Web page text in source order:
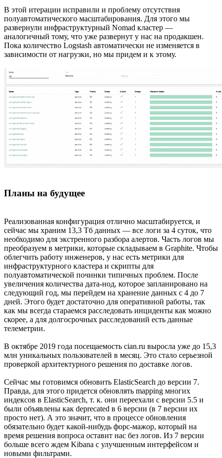
В этой итерации исправили и проблему отсутствия
полуавтоматического масштабирования. Для этого мы
развернули инфраструктурный Nomad кластер —
аналогичный тому, что уже развернут у нас на продакшен.
Пока количество Logstash автоматически не изменяется в
зависимости от нагрузки, но мы придем и к этому.
Планы на будущее
Реализованная конфигурация отлично масштабируется, и
сейчас мы храним 13,3 Тб данных — все логи за 4 суток, что
необходимо для экстренного разбора алертов. Часть логов мы
преобразуем в метрики, которые складываем в Graphite. Чтобы
облегчить работу инженеров, у нас есть метрики для
инфраструктурного кластера и скрипты для
полуавтоматической починки типичных проблем. После
увеличения количества дата-нод, которое запланировано на
следующий год, мы перейдем на хранение данных с 4 до 7
дней. Этого будет достаточно для оперативной работы, так
как мы всегда стараемся расследовать инциденты как можно
скорее, а для долгосрочных расследований есть данные
телеметрии.
В октябре 2019 года посещаемость cian.ru выросла уже до 15,3
млн уникальных пользователей в месяц. Это стало серьезной
проверкой архитектурного решения по доставке логов.
Сейчас мы готовимся обновить ElasticSearch до версии 7.
Правда, для этого придется обновлять mapping многих
индексов в ElasticSearch, т. к. они переехали с версии 5.5 и
были объявлены как deprecated в 6 версии (в 7 версии их
просто нет). А это значит, что в процессе обновления
обязательно будет какой-нибудь форс-мажор, который на
время решения вопроса оставит нас без логов. Из 7 версии
больше всего ждем Kibana с улучшенным интерфейсом и
новыми фильтрами.